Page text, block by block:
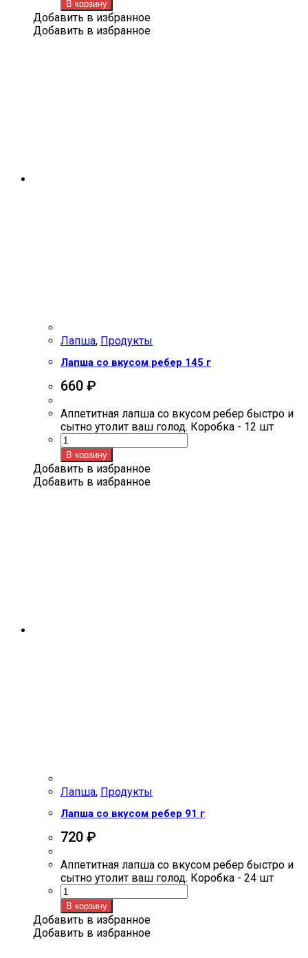
Лапша
со
В корзину
Добавить в избранное
Добавить в избранное
Лапша, Продукты
Лапша со вкусом ребер 145 г
660 ₽
Аппетитная лапша со вкусом ребер быстро и
сытно утолит ваш голод. Коробка - 12 шт
Количество
товара
Лапша
со
В корзину
Добавить в избранное
Добавить в избранное
Лапша, Продукты
Лапша со вкусом ребер 91 г
720 ₽
Аппетитная лапша со вкусом ребер быстро и
сытно утолит ваш голод. Коробка - 24 шт
Количество
товара
Лапша
со
В корзину
Добавить в избранное
Добавить в избранное